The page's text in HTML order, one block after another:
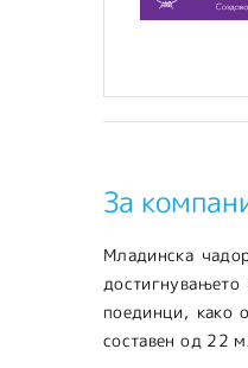
За
Младинска
поединци, како
составен од 22